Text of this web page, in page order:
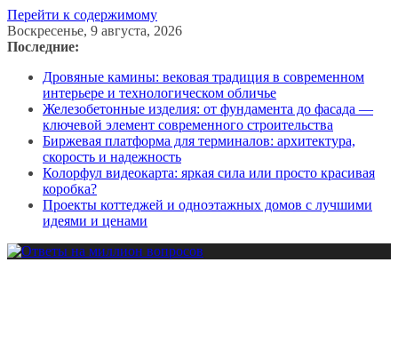
Перейти к содержимому
Воскресенье, 9 августа, 2026
Последние:
Дровяные камины: вековая традиция в современном
интерьере и технологическом обличье
Железобетонные изделия: от фундамента до фасада —
ключевой элемент современного строительства
Биржевая платформа для терминалов: архитектура,
скорость и надежность
Колорфул видеокарта: яркая сила или просто красивая
коробка?
Проекты коттеджей и одноэтажных домов с лучшими
идеями и ценами